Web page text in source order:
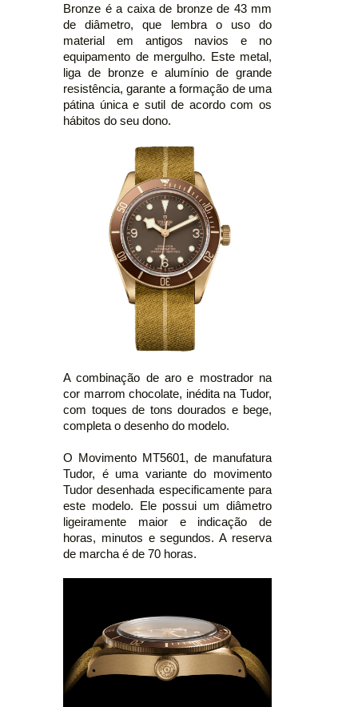
Bronze é a caixa de bronze de 43 mm
de diâmetro, que lembra o uso do
material em antigos navios e no
equipamento de mergulho. Este metal,
liga de bronze e alumínio de grande
resistência, garante a formação de uma
pátina única e sutil de acordo com os
hábitos do seu dono.
A combinação de aro e mostrador na
cor marrom chocolate, inédita na Tudor,
com toques de tons dourados e bege,
completa o desenho do modelo.
O Movimento MT5601, de manufatura
Tudor, é uma variante do movimento
Tudor desenhada especificamente para
este modelo. Ele possui um diâmetro
ligeiramente maior e indicação de
horas, minutos e segundos. A reserva
de marcha é de 70 horas.